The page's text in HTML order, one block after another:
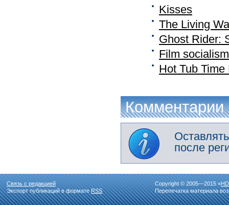
Kisses
The Living
Ghost Rider:
Film
Hot Tub
Комментарии
после
Связь с редакцией
Экспорт публикаций в форматеRSS
Copyright © 2005—2015 «
Перепечатка материала